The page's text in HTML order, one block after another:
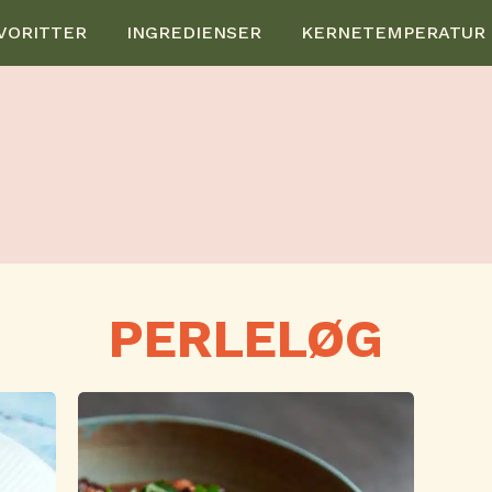
INGREDIENSER KERNETEMPERATUR
PERLELØG